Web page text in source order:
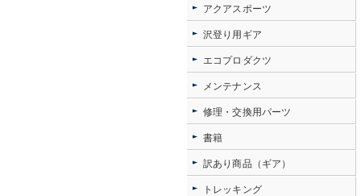
アクアスポーツ
沢登り用ギア
エコプロダクツ
メンテナンス
修理・交換用パーツ
書籍
訳あり商品（ギア）
トレッキング